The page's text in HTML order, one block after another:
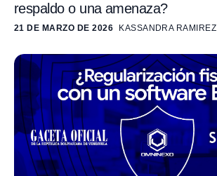
respaldo o una amenaza?
21 DE MARZO DE 2026 KASSANDRA RAMIREZ